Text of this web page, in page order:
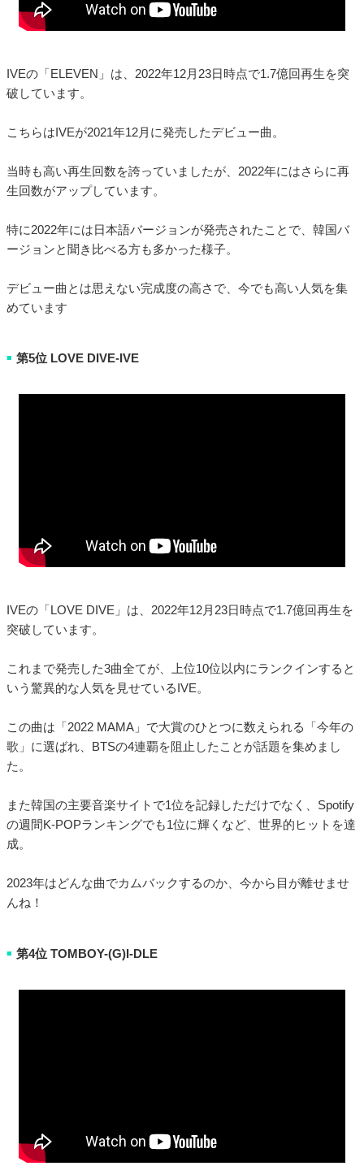
IVEの「ELEVEN」は、2022年12月23日時点で1.7億回再生を突
破しています。
こちらはIVEが2021年12月に発売したデビュー曲。
当時も高い再生回数を誇っていましたが、2022年にはさらに再
生回数がアップしています。
特に2022年には日本語バージョンが発売されたことで、韓国バ
ージョンと聞き比べる方も多かった様子。
デビュー曲とは思えない完成度の高さで、今でも高い人気を集
めています
■ 第5位 LOVE DIVE-IVE
IVEの「LOVE DIVE」は、2022年12月23日時点で1.7億回再生を
突破しています。
これまで発売した3曲全てが、上位10位以内にランクインすると
いう驚異的な人気を見せているIVE。
この曲は「2022 MAMA」で大賞のひとつに数えられる「今年の
歌」に選ばれ、BTSの4連覇を阻止したことが話題を集めまし
た。
また韓国の主要音楽サイトで1位を記録しただけでなく、Spotify
の週間K-POPランキングでも1位に輝くなど、世界的ヒットを達
成。
2023年はどんな曲でカムバックするのか、今から目が離せませ
んね！
■ 第4位 TOMBOY-(G)I-DLE